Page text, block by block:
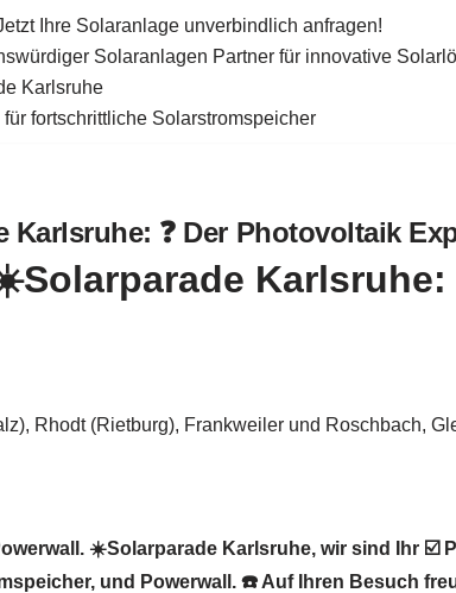
Ihre Solaranlage unverbindlich anfragen!
Solaranlagen Partner für innovative
Karlsruhe
fortschrittliche Solarstromspeicher
❓️ Der Photovoltaik
☀️Solarparade Karlsruhe, wir sind Ihr ☑️
und Powerwall. ☎️ Auf Ihren Besuch